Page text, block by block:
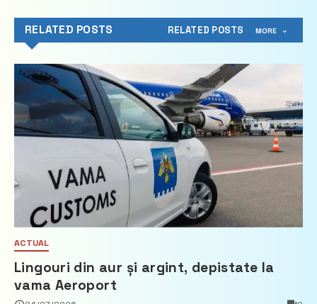
RELATED POSTS RELATED POSTS MORE
ACTUAL
Lingouri din aur și argint, depistate la
vama Aeroport